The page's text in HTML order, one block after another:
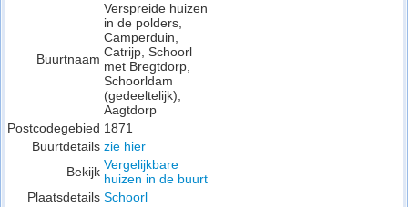
Buurtnaam
Verspreide huizen
in de polders,
Camperduin,
Catrijp, Schoorl
met Bregtdorp,
Schoorldam
(gedeeltelijk),
Aagtdorp
Postcodegebied 1871
Buurtdetails zie hier
Bekijk Vergelijkbare
huizen in de buurt
Plaatsdetails Schoorl